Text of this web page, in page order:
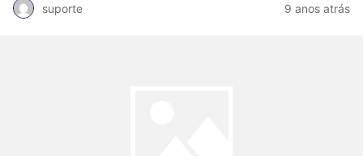
suporte 9 anos atrás